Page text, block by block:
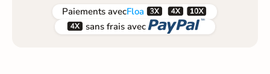
Paiements avecFloa  
 sans frais avec 